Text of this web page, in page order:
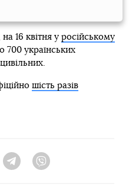
16 квітня у російському
700 українських
шість разів
Telegram